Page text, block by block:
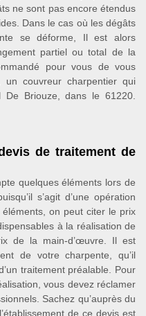
ne sont pas encore étendus
Dans le cas où les dégâts
se déforme, Il est alors
partiel ou total de la
pour vous de vous
un couvreur charpentier qui
Briouze, dans le 61220.
de traitement de
quelques éléments lors de
s’agit d’une opération
on peut citer le prix
à la réalisation de
de la main-d’œuvre. Il est
de votre charpente, qu’il
traitement préalable. Pour
vous devez réclamer
Sachez qu’auprès du
de ce devis est